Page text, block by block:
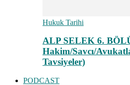
Hukuk Tarihi
ALP SELEK 6.
Hakim/Savcı/
Tavsiyeler)
PODCAST